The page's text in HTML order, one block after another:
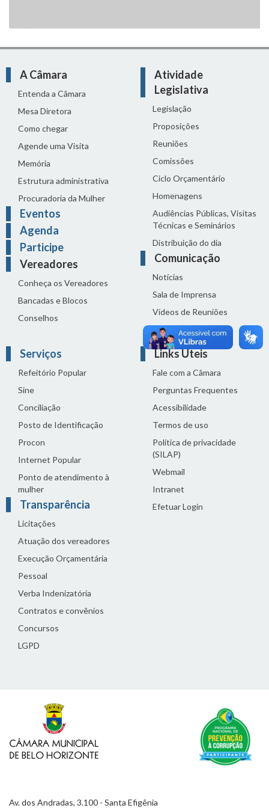
A Câmara
Entenda a Câmara
Mesa Diretora
Como chegar
Agende uma Visita
Memória
Estrutura administrativa
Procuradoria da Mulher
Eventos
Agenda
Participe
Vereadores
Conheça os Vereadores
Bancadas e Blocos
Conselhos
Atividade
Legislativa
Legislação
Proposições
Reuniões
Comissões
Ciclo Orçamentário
Homenagens
Audiências Públicas, Visitas
Técnicas e Seminários
Distribuição do dia
Comunicação
Notícias
Sala de Imprensa
Vídeos de Reuniões
Solenidades
Serviços
Refeitório Popular
Sine
Conciliação
Posto de Identificação
Procon
Internet Popular
Ponto de atendimento à
mulher
Transparência
Licitações
Atuação dos vereadores
Execução Orçamentária
Pessoal
Verba Indenizatória
Contratos e convênios
Concursos
LGPD
Links Úteis
Fale com a Câmara
Perguntas Frequentes
Acessibilidade
Termos de uso
Política de privacidade
(SILAP)
Webmail
Intranet
Efetuar Login
Av. dos Andradas, 3.100 - Santa Efigênia